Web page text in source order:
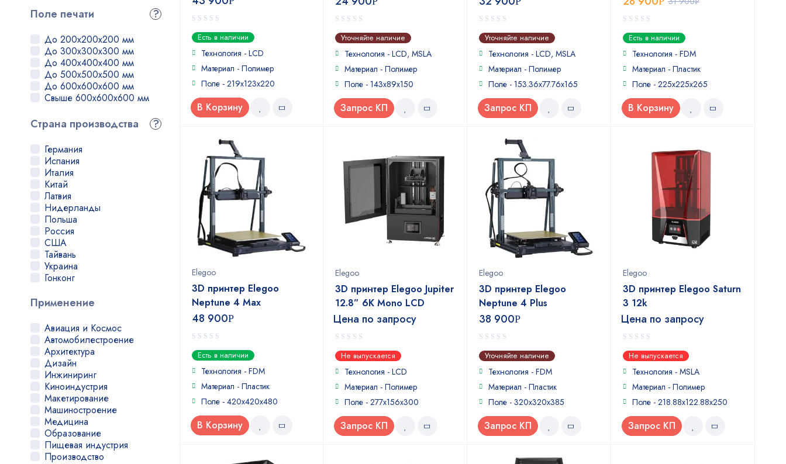
Mass Portal
MZ3D
NEO
Original Prusa
Phrozen
Picaso
PrintBox3D
QIDI Tech
Roboze
SeeMeCNC
Shining 3D
Snapmaker
TEVO
Tiertime
Total Z
Tronxy
Ultimaker
Uniz
UP!
Voxelab
Winbo
Wuhan CTS
XYZPrinting
Zenit
Zortrax
ЦТКАТ
Шоу-Дизайн
FLSUN
HardLight
UniFormation
Поле печати ?
До 200x200x200 мм
До 300x300x300 мм
До 400x400x400 мм
До 500x500x500 мм
До 600x600x600 мм
Свыше 600x600x600 мм
Страна производства ?
Германия
Испания
Италия
Китай
Латвия
Нидерланды
Польша
Россия
США
Тайвань
Украина
Гонконг
Применение
Авиация и Космос
Автомобилестроение
Архитектура
Дизайн
Инжиниринг
Киноиндустрия
Макетирование
Машиностроение
Медицина
Образование
Пищевая индустрия
Производство
0
out
of
Есть в наличии
Технология - LCD
Материал - Полимер
Поле - 219x123x220
В Корзину
0
out
of
Уточняйте наличие
Технология - LCD, MSLA
Материал - Полимер
Поле - 143x89x150
Запрос КП
0
out
of
Уточняйте наличие
Технология - LCD, MSLA
Материал - Полимер
Поле - 153.36x77.76x165
Запрос КП
0
out
of
Есть в наличии
Технология - FDM
Материал - Пластик
Поле - 225х225х265
В Корзину
Elegoo
3D принтер Elegoo
Neptune 4 Max
48 900Р
0
out
of
Есть в наличии
Технология - FDM
Материал - Пластик
Поле - 420x420x480
В Корзину
Elegoo
3D принтер Elegoo Jupiter
12.8” 6K Mono LCD
Цена по запросу
0
out
of
Не выпускается
Технология - LCD
Материал - Полимер
Поле - 277х156х300
Запрос КП
Elegoo
3D принтер Elegoo
Neptune 4 Plus
38 900Р
0
out
of
Уточняйте наличие
Технология - FDM
Материал - Пластик
Поле - 320x320x385
Запрос КП
Elegoo
3D принтер Elegoo Saturn
3 12k
Цена по запросу
0
out
of
Не выпускается
Технология - MSLA
Материал - Полимер
Поле - 218.88x122.88x250
Запрос КП